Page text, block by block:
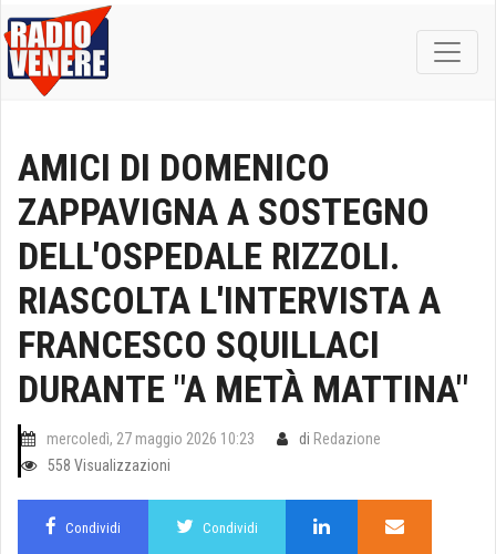
AMICI DI DOMENICO
ZAPPAVIGNA A SOSTEGNO
DELL'OSPEDALE RIZZOLI.
RIASCOLTA L'INTERVISTA A
FRANCESCO SQUILLACI
DURANTE "A METÀ MATTINA"
mercoledì, 27 maggio 2026 10:23 di Redazione
558 Visualizzazioni
Condividi Condividi